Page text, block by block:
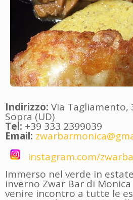
Indirizzo: Via Tagliamento,
Sopra (UD)
Tel: +39 333 2399039
Email:
instagram.com/
Immerso nel verde in
inverno Zwar Bar di
venire incontro a tutte le